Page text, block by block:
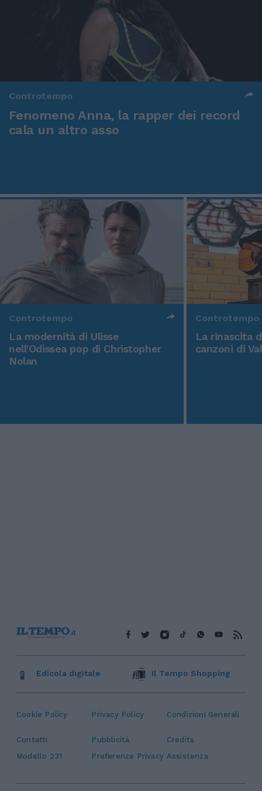
Controtempo
Fenomeno Anna, la rapper dei record
cala un altro asso
Controtempo
La modernità di Ulisse
nell'Odissea pop di Christopher
Nolan
Controtempo
La rinascita
canzoni di
Cookie Policy Privacy Policy Condizioni Generali
Contatti Pubblicità
Credits
Modello 231
Preferenze Privacy Assistenza
Edicola digitale Il Tempo Shopping